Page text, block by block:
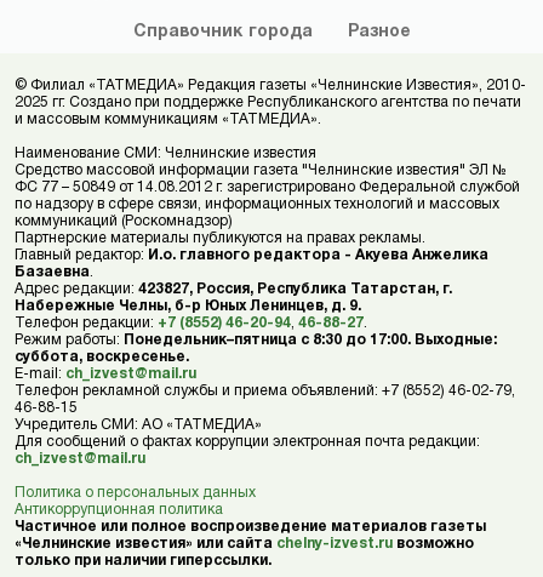
Справочник города Разное
© Филиал «ТАТМЕДИА» Редакция газеты «Челнинские Известия», 2010-
2025 гг. Создано при поддержке Республиканского агентства по печати
и массовым коммуникациям «ТАТМЕДИА».
Наименование СМИ: Челнинские известия
Средство массовой информации газета "Челнинские известия" ЭЛ №
ФС 77 – 50849 от 14.08.2012 г. зарегистрировано Федеральной службой
по надзору в сфере связи, информационных технологий и массовых
коммуникаций (Роскомнадзор)
Партнерские материалы публикуются на правах рекламы.
Главный редактор: И.о. главного редактора - Акуева Анжелика
Базаевна
Адрес редакции: 423827, Россия, Республика Татарстан, г.
Набережные Челны, б-р Юных Ленинцев, д. 9.
Телефон редакции: +7 (8552) 46-20-94 46-88-27
Режим работы: Понедельник–пятница с 8:30 до 17:00. Выходные:
суббота, воскресенье.
E-mail: ch_izvest@mail.ru
Телефон рекламной службы и приема объявлений: +7 (8552) 46-02-79,
46-88-15
Учредитель СМИ: АО «ТАТМЕДИА»
Для сообщений о фактах коррупции электронная почта редакции:
ch_izvest@mail.ru
Политика о персональных данных
Антикоррупционная политика
Частичное или полное воспроизведение материалов газеты
«Челнинские известия» или сайта chelny-izvest.ru возможно
только при наличии гиперссылки.